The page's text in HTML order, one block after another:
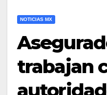
NOTICIAS MX
trabajan